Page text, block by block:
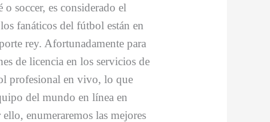
soccer, es considerado el
fanáticos del fútbol están en
rey. Afortunadamente para
de licencia en los servicios de
profesional en vivo, lo que
del mundo en línea en
enumeraremos las mejores